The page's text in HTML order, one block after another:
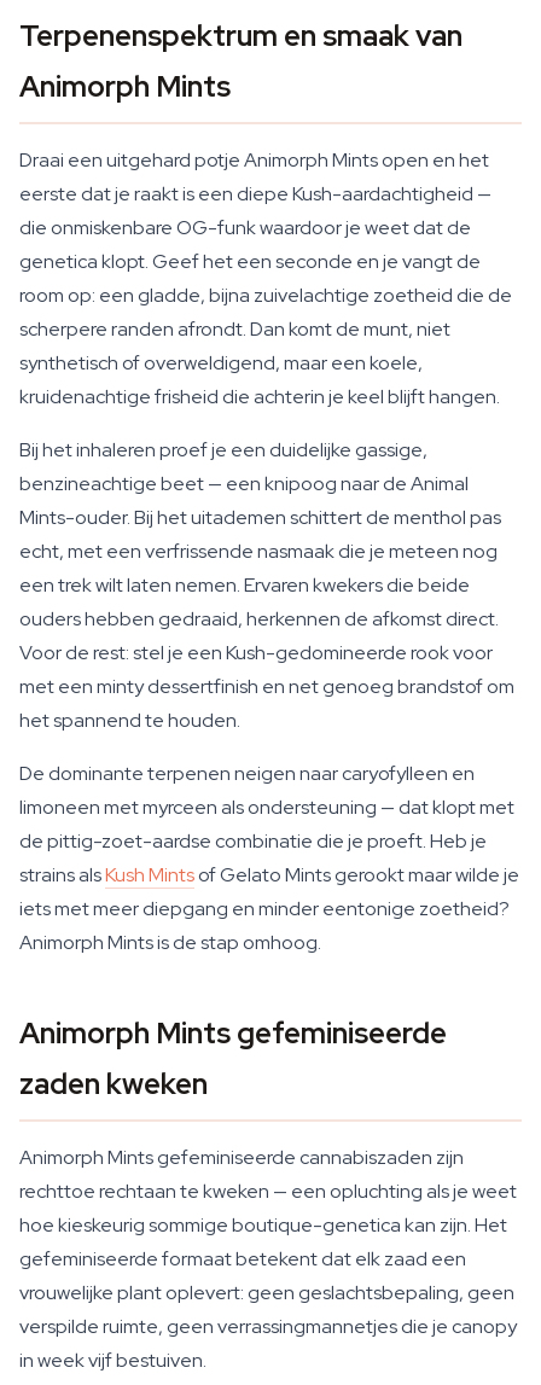
Terpenenspektrum en smaak van
Animorph Mints
Draai een uitgehard potje Animorph Mints open en het
eerste dat je raakt is een diepe Kush-aardachtigheid —
die onmiskenbare OG-funk waardoor je weet dat de
genetica klopt. Geef het een seconde en je vangt de
room op: een gladde, bijna zuivelachtige zoetheid die de
scherpere randen afrondt. Dan komt de munt, niet
synthetisch of overweldigend, maar een koele,
kruidenachtige frisheid die achterin je keel blijft hangen.
Bij het inhaleren proef je een duidelijke gassige,
benzineachtige beet — een knipoog naar de Animal
Mints-ouder. Bij het uitademen schittert de menthol pas
echt, met een verfrissende nasmaak die je meteen nog
een trek wilt laten nemen. Ervaren kwekers die beide
ouders hebben gedraaid, herkennen de afkomst direct.
Voor de rest: stel je een Kush-gedomineerde rook voor
met een minty dessertfinish en net genoeg brandstof om
het spannend te houden.
De dominante terpenen neigen naar caryofylleen en
limoneen met myrceen als ondersteuning — dat klopt met
de pittig-zoet-aardse combinatie die je proeft. Heb je
strains alsKush Mintsof Gelato Mints gerookt maar wilde je
iets met meer diepgang en minder eentonige zoetheid?
Animorph Mints is de stap omhoog.
Animorph Mints gefeminiseerde
zaden kweken
Animorph Mints gefeminiseerde cannabiszaden zijn
rechttoe rechtaan te kweken — een opluchting als je weet
hoe kieskeurig sommige boutique-genetica kan zijn. Het
gefeminiseerde formaat betekent dat elk zaad een
vrouwelijke plant oplevert: geen geslachtsbepaling, geen
verspilde ruimte, geen verrassingmannetjes die je canopy
in week vijf bestuiven.